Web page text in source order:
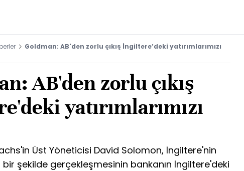
Goldman: AB'den zorlu çıkış İngiltere’deki yatırımlarımızı
AB'den zorlu çıkış
yatırımlarımızı
Üst Yöneticisi David Solomon, İngiltere'nin
bir şekilde gerçekleşmesinin bankanın İngiltere'deki